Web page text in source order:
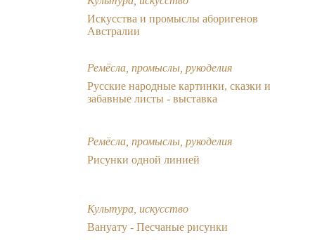
Искусства и промыслы аборигенов
Австралии
Ремёсла, промыслы, рукоделия
Русские народные картинки, сказки и
забавные листы - выставка
Ремёсла, промыслы, рукоделия
Рисунки одной линией
Культура, искусство
Вануату - Песчаные рисунки